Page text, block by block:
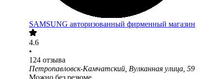
SAMSUNG авторизованный фирменный магазин
4.6
•
124 отзыва
Петропавловск-Камчатский, Вулканная улица, 59